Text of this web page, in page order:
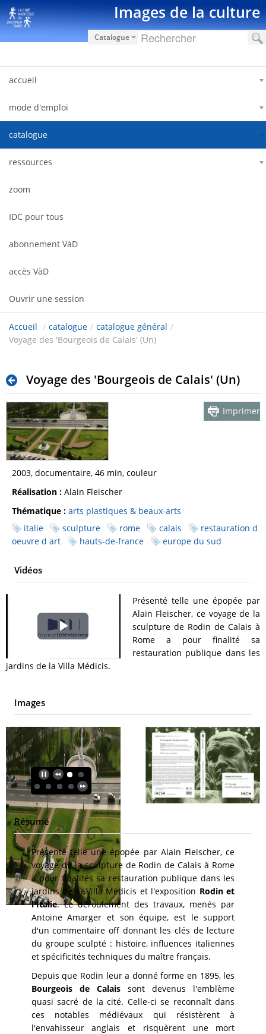
Saut au contenu Images de la culture
Catalogue
accueil
mode d'emploi
catalogue
ressources
zoom
IDC pour tous
abonnement VàD
accès VàD
Ouvrir une session
Accueil / catalogue / catalogue général /
Voyage des 'Bourgeois de Calais' (Un)
Voyage des 'Bourgeois de Calais' (Un)
Imprimer
2003, documentaire, 46 min, couleur
Réalisation : Alain Fleischer
Thématique : arts plastiques & beaux-arts
italie
sculpture rome calais
restauration d
oeuvre d art
hauts-de-france europe du sud
Vidéos
Play
Video
Présenté telle une épopée par
Alain Fleischer, ce voyage de la
sculpture de Rodin de Calais à
Rome a pour finalité sa
restauration publique dans les
jardins de la Villa Médicis.
Images
Résumé
Présenté telle une épopée par Alain Fleischer, ce
voyage de la sculpture de Rodin de Calais à Rome
a pour finalités sa restauration publique dans les
jardins de la Villa Médicis et l'exposition Rodin et
l'Italie. Le déroulement des travaux, menés par
Antoine Amarger et son équipe, est le support
d'un commentaire off donnant les clés de lecture
du groupe sculpté : histoire, influences italiennes
et spécificités techniques du maître français.
Depuis que Rodin leur a donné forme en 1895, les
Bourgeois de Calaissont devenus l'emblème
quasi sacré de la cité. Celle-ci se reconnaît dans
ces notables médiévaux qui résistèrent à
l'envahisseur anglais et risquèrent une mort